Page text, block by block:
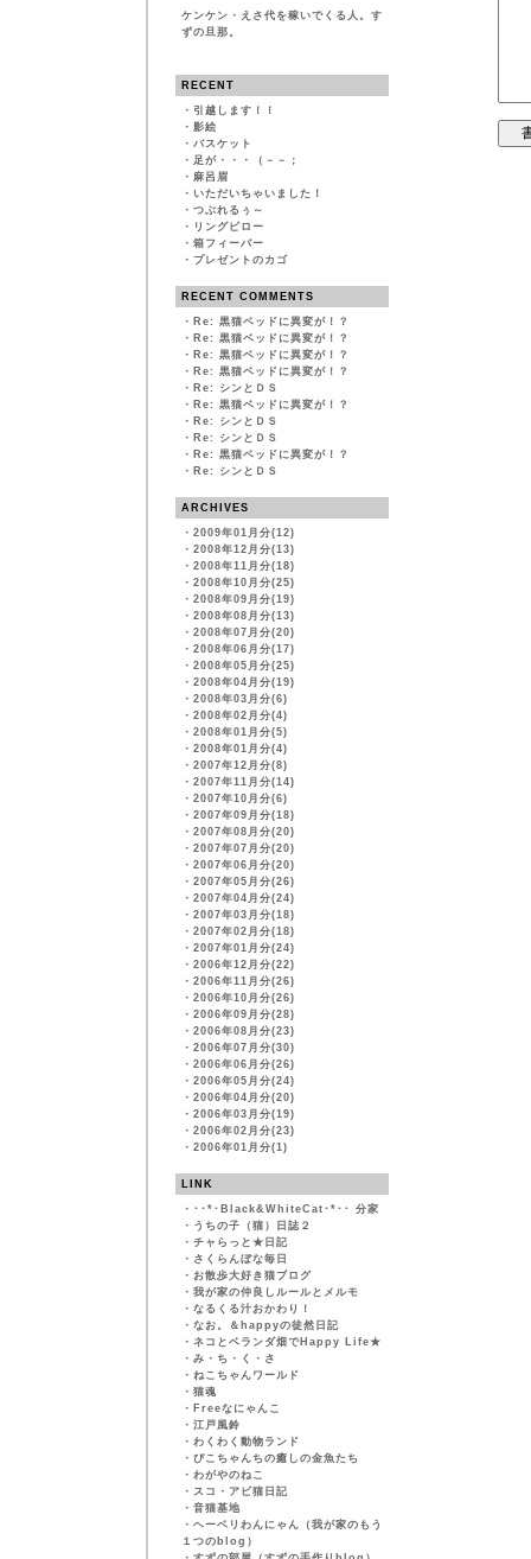
ケンケン・えさ代を稼いでくる人。す
ずの旦那。
RECENT
・ 引越します！！
・ 影絵
・ バスケット
・ 足が・・・（－－；
・ 麻呂眉
・ いただいちゃいました！
・ つぶれるぅ～
・ リングピロー
・ 箱フィーバー
・ プレゼントのカゴ
RECENT COMMENTS
・ Re: 黒猫ベッドに異変が！？
・ Re: 黒猫ベッドに異変が！？
・ Re: 黒猫ベッドに異変が！？
・ Re: 黒猫ベッドに異変が！？
・ Re: シンとＤＳ
・ Re: 黒猫ベッドに異変が！？
・ Re: シンとＤＳ
・ Re: シンとＤＳ
・ Re: 黒猫ベッドに異変が！？
・ Re: シンとＤＳ
ARCHIVES
・ 2009年01月分(12)
・ 2008年12月分(13)
・ 2008年11月分(18)
・ 2008年10月分(25)
・ 2008年09月分(19)
・ 2008年08月分(13)
・ 2008年07月分(20)
・ 2008年06月分(17)
・ 2008年05月分(25)
・ 2008年04月分(19)
・ 2008年03月分(6)
・ 2008年02月分(4)
・ 2008年01月分(5)
・ 2008年01月分(4)
・ 2007年12月分(8)
・ 2007年11月分(14)
・ 2007年10月分(6)
・ 2007年09月分(18)
・ 2007年08月分(20)
・ 2007年07月分(20)
・ 2007年06月分(20)
・ 2007年05月分(26)
・ 2007年04月分(24)
・ 2007年03月分(18)
・ 2007年02月分(18)
・ 2007年01月分(24)
・ 2006年12月分(22)
・ 2006年11月分(26)
・ 2006年10月分(26)
・ 2006年09月分(28)
・ 2006年08月分(23)
・ 2006年07月分(30)
・ 2006年06月分(26)
・ 2006年05月分(24)
・ 2006年04月分(20)
・ 2006年03月分(19)
・ 2006年02月分(23)
・ 2006年01月分(1)
LINK
・ ･･*･Black&WhiteCat･*･･ 分家
・ うちの子（猫）日誌２
・ チャらっと★日記
・ さくらんぼな毎日
・ お散歩大好き猫ブログ
・ 我が家の仲良しルールとメルモ
・ なるくる汁おかわり！
・ なお。＆happyの徒然日記
・ ネコとベランダ畑でHappy Life★
・ み・ち・く・さ
・ ねこちゃんワールド
・ 猫魂
・ Freeなにゃんこ
・ 江戸風鈴
・ わくわく動物ランド
・ ぴこちゃんちの癒しの金魚たち
・ わがやのねこ
・ スコ・アビ猫日記
・ 音猫基地
・ ヘーベリわんにゃん（我が家のもう
１つのblog）